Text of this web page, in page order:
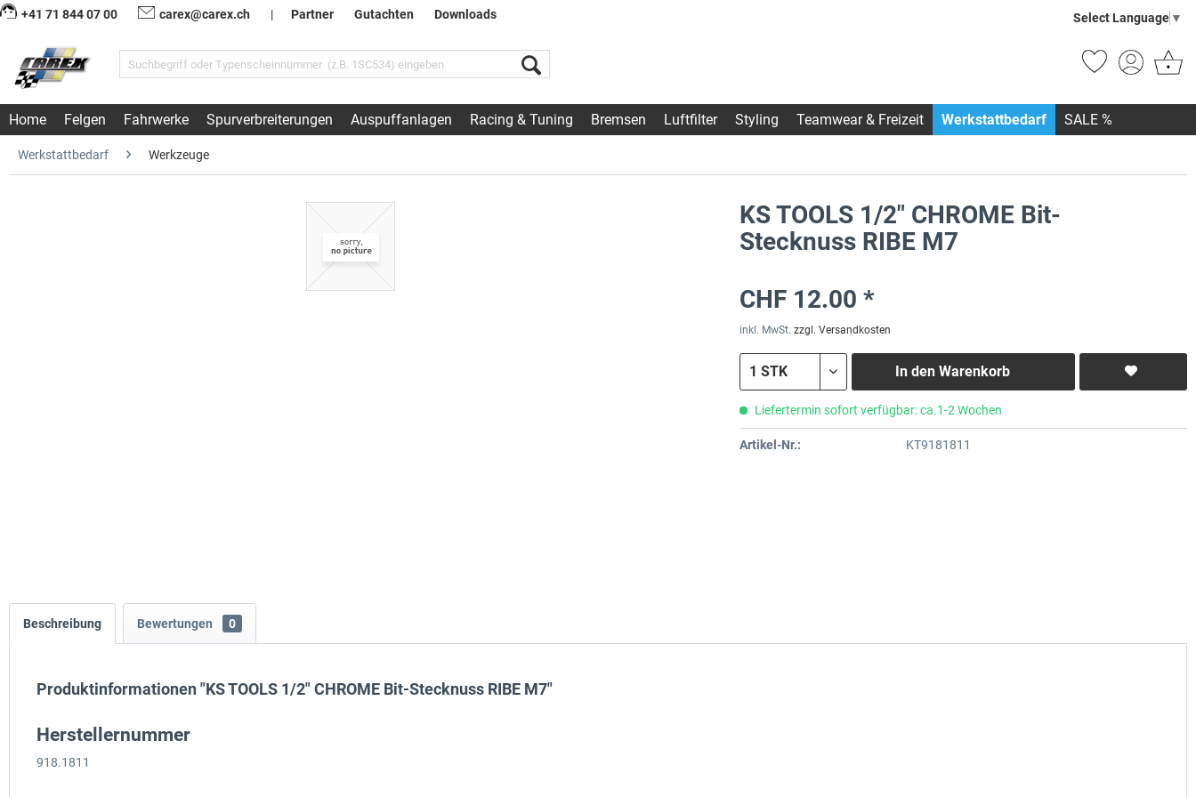
+41 71 844 07 00 carex@carex.ch | Partner Gutachten Downloads Select Language ▼
Home Felgen Fahrwerke Spurverbreiterungen Auspuffanlagen Racing & Tuning Bremsen Luftfilter Styling Teamwear & Freizeit Werkstattbedarf SALE %
Werkstattbedarf Werkzeuge
KS TOOLS 1/2" CHROME Bit-
Stecknuss RIBE M7
CHF 12.00 *
inkl. MwSt. zzgl. Versandkosten
In den Warenkorb
Liefertermin sofort verfügbar: ca.1-2 Wochen
Artikel-Nr.: KT9181811
Beschreibung Bewertungen 0
Produktinformationen "KS TOOLS 1/2" CHROME Bit-Stecknuss RIBE M7"
Herstellernummer
918.1811